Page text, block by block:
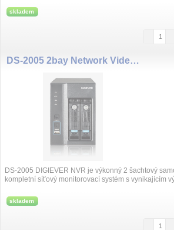
skladem
DS-2005 2bay Network Video,5ch
DS-2005 DIGIEVER NVR je výkonný 2 šachtový
kompletní síťový monitorovací systém s vynikajícím
skladem